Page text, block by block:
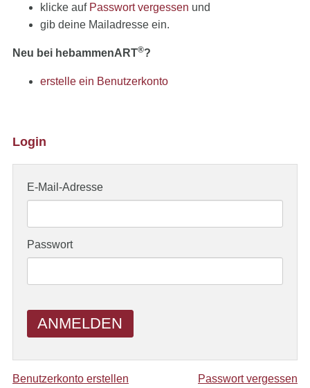
klicke auf Passwort vergessen und
gib deine Mailadresse ein.
Neu bei hebammenART®?
erstelle ein Benutzerkonto
Login
E-Mail-Adresse
Passwort
ANMELDEN
Benutzerkonto erstellen Passwort vergessen